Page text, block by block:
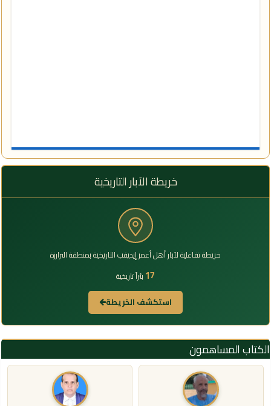
خريطة الآبار التاريخية
خريطة تفاعلية لآبار أهل أعمر إيديقب التاريخية بمنطقة الترارزة
17 بئراً تاريخية
استكشف الخريطة
الكتاب المساهمون